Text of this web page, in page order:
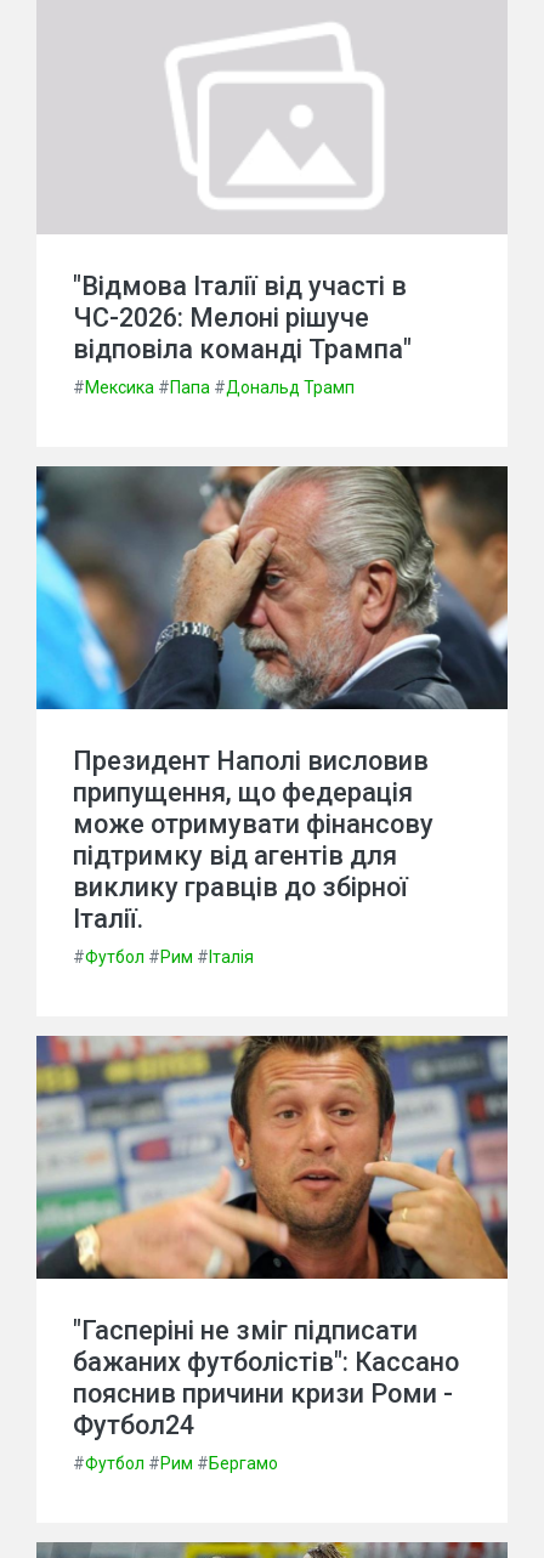
"Відмова Італії від участі в
ЧС-2026: Мелоні рішуче
відповіла команді Трампа"
#Мексика #Папа #Дональд Трамп
Президент Наполі висловив
припущення, що федерація
може отримувати фінансову
підтримку від агентів для
виклику гравців до збірної
Італії.
#Футбол #Рим # Італія
"Гасперіні не зміг підписати
бажаних футболістів": Кассано
пояснив причини кризи Роми -
Футбол24
#Футбол #Рим #Бергамо